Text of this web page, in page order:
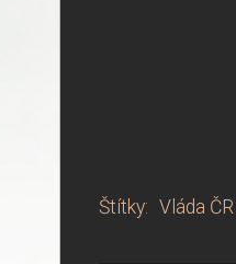
Štítky: Vláda ČR